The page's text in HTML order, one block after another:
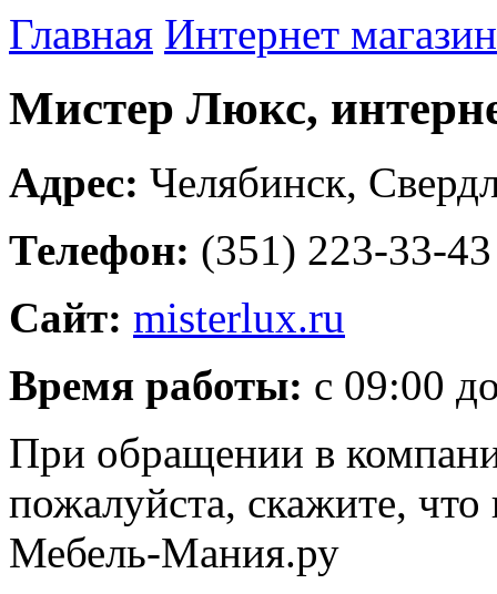
Главная Интернет
Мистер Люкс,
Адрес: Челябинск,
Телефон: (351) 223-33-43
Сайт: misterlux.ru
Время работы: с 09:00
При обращении в
пожалуйста, скажите,
Мебель-Мания.ру